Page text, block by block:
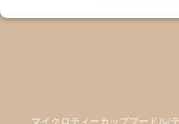
マイクロティーカッププードル/